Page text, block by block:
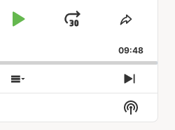
Play
Jump
Forward
Share
09:48
Show
Episodes
Next
Show